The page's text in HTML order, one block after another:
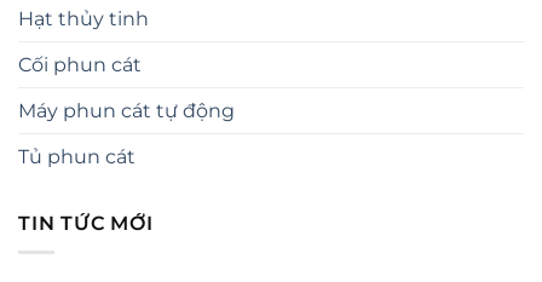
Hạt thủy tinh
Cối phun cát
Máy phun cát tự động
Tủ phun cát
TIN TỨC MỚI